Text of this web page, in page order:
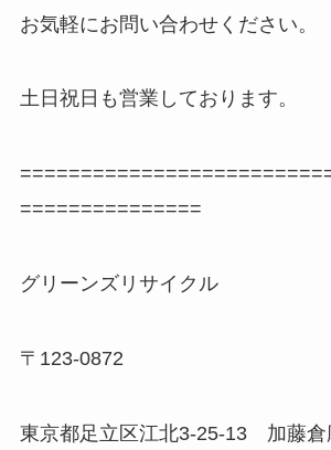
お気軽にお問い合わせください。
土日祝日も営業しております。
===============
グリーンズリサイクル
〒123-0872
東京都足立区江北3-25-13 加藤倉